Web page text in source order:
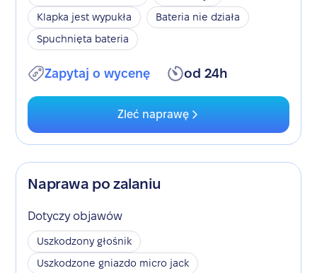
Klapka jest wypukła
Bateria nie działa
Spuchnięta bateria
Zapytaj o wycenę od 24h
Zleć naprawę
Naprawa po zalaniu
Dotyczy objawów
Uszkodzony głośnik
Uszkodzone gniazdo micro jack